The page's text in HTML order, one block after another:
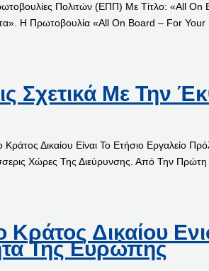
Πολιτών (ΕΠΠ) Με Τίτλο: «All
Η Πρωτοβουλία «All On Board – For
Σχετικά Με Την
Κράτος Δικαίου Είναι Το Ετήσιο
Χώρες Της Διεύρυνσης. Από Την
Δικαίου
Της Ευρώπης